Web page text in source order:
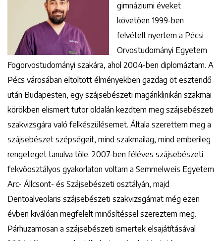
gimnáziumi éveket
követően 1999-ben
felvételt nyertem a Pécsi
Orvostudományi Egyetem
Fogorvostudományi szakára, ahol 2004-ben diplomáztam. A
Pécs városában eltöltött élményekben gazdag öt esztendő
után Budapesten, egy szájsebészeti magánklinikán szakmai
körökben elismert tutor oldalán kezdtem meg szájsebészeti
szakvizsgára való felkészülésemet. Általa szerettem meg a
szájsebészet szépségeit, mind szakmailag, mind emberileg
rengeteget tanulva tőle. 2007-ben féléves szájsebészeti
fekvőosztályos gyakorlaton voltam a Semmelweis Egyetem
Arc- Állcsont- és Szájsebészeti osztályán, majd
Dentoalveolaris szájsebészeti szakvizsgámat még ezen
évben kiválóan megfelelt minősítéssel szereztem meg.
Párhuzamosan a szájsebészeti ismertek elsajátításával